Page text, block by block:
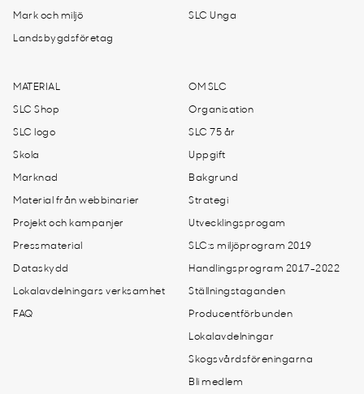
Mark och miljö
Landsbygdsföretag
SLC Unga
MATERIAL
SLC Shop
SLC logo
Skola
Marknad
Material från webbinarier
Projekt och kampanjer
Pressmaterial
Dataskydd
Lokalavdelningars verksamhet
FAQ
OM SLC
Organisation
SLC 75 år
Uppgift
Bakgrund
Strategi
Utvecklingsprogam
SLC:s miljöprogram 2019
Handlingsprogram 2017-2022
Ställningstaganden
Producentförbunden
Lokalavdelningar
Skogsvårdsföreningarna
Bli medlem